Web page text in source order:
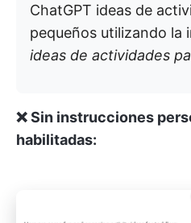
ChatGPT ideas de
pequeños utilizando la
ideas de actividades
❌ Sin instrucciones
habilitadas: